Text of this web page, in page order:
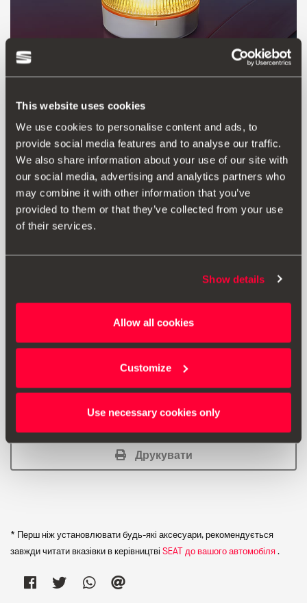
This website uses cookies
We use cookies to personalise content and ads, to
provide social media features and to analyse our traffic.
We also share information about your use of our site with
our social media, advertising and analytics partners who
may combine it with other information that you’ve
provided to them or that they’ve collected from your use
of their services.
Show details
Allow all cookies
Customize
Use necessary cookies only
Продукт
Не дозволяйте надзвичайній ситуації перерости в щось
гірше. У разі поломки або аварії прикріпіть аварійний
маячок до даху вашого SEAT, і він автоматично
Рекомендована роздрібна ціна:3600.00 ₴ *
Відкрити список бажаного
Друкувати
* Перш ніж установлювати будь-які аксесуари, рекомендується
завжди читати вказівки в керівництві SEAT до вашого автомобіля.